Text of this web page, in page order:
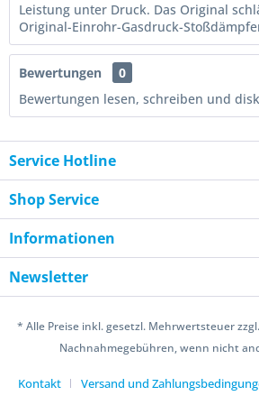
Leistung unter Druck. Das Original
Original-Einrohr-Gasdruck-
Bewertungen
0
Bewertungen lesen, schreiben und
Service Hotline
Shop Service
Informationen
Newsletter
* Alle Preise inkl. gesetzl. Mehrwertsteuer zzgl.
Nachnahmegebühren, wenn nicht
Kontakt Versand und